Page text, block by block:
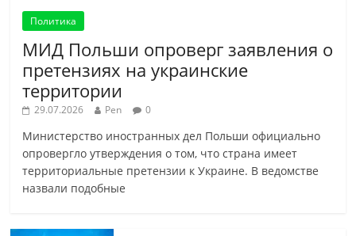
Политика
МИД Польши опроверг заявления о
претензиях на украинские
территории
29.07.2026 Pen 0
Министерство иностранных дел Польши официально
опровергло утверждения о том, что страна имеет
территориальные претензии к Украине. В ведомстве
назвали подобные